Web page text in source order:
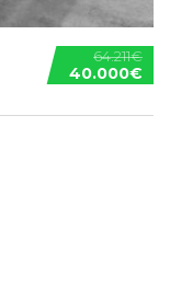
64.211€
40.000€